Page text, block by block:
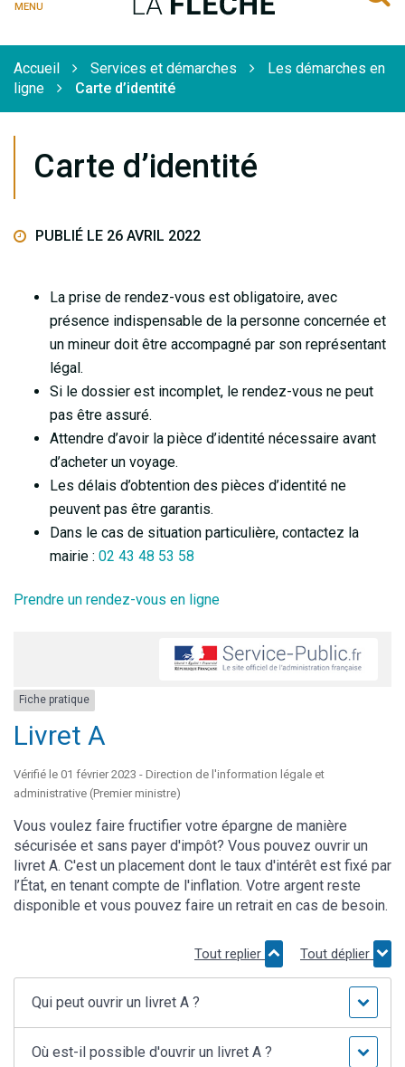
Instagram
MENU
Accueil Services et démarches
Les démarches en
ligne
Carte d’identité
Carte d’identité
PUBLIÉ LE 26 AVRIL 2022
La prise de rendez-vous est obligatoire, avec
présence indispensable de la personne concernée et
un mineur doit être accompagné par son représentant
légal.
Si le dossier est incomplet, le rendez-vous ne peut
pas être assuré.
Attendre d’avoir la pièce d’identité nécessaire avant
d’acheter un voyage.
Les délais d’obtention des pièces d’identité ne
peuvent pas être garantis.
Dans le cas de situation particulière, contactez la
mairie : 02 43 48 53 58
Prendre un rendez-vous en ligne
Fiche pratique
Livret A
Vérifié le 01 février 2023 - Direction de l'information légale et
administrative (Premier ministre)
Vous voulez faire fructifier votre épargne de manière
sécurisée et sans payer d'impôt? Vous pouvez ouvrir un
livret A. C'est un placement dont le taux d'intérêt est fixé par
l’État, en tenant compte de l'inflation. Votre argent reste
disponible et vous pouvez faire un retrait en cas de besoin.
Tout replier Tout déplier
Qui peut ouvrir un livret A ?
Où est-il possible d'ouvrir un livret A ?